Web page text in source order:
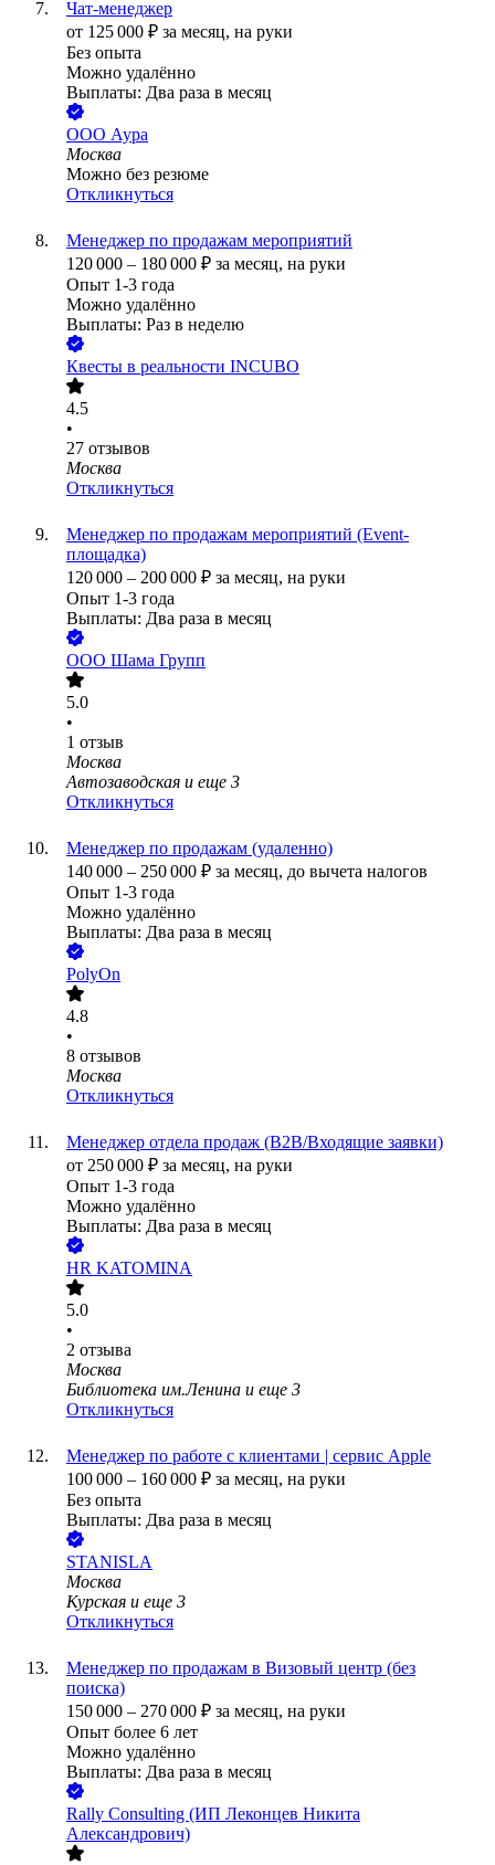
Чат-менеджер
от 125 000 ₽ за месяц, на руки
Без опыта
Можно удалённо
Выплаты: Два раза в месяц
ООО Аура
Москва
Можно без резюме
Откликнуться
Менеджер по продажам мероприятий
120 000 – 180 000 ₽ за месяц, на руки
Опыт 1-3 года
Можно удалённо
Выплаты: Раз в неделю
Квесты в реальности INCUBO
4.5
•
27 отзывов
Москва
Откликнуться
Менеджер по продажам мероприятий (Event-
площадка)
120 000 – 200 000 ₽ за месяц, на руки
Опыт 1-3 года
Выплаты: Два раза в месяц
ООО Шама Групп
5.0
•
1 отзыв
Москва
Автозаводская и еще 3
Откликнуться
Менеджер по продажам (удаленно)
140 000 – 250 000 ₽ за месяц, до вычета налогов
Опыт 1-3 года
Можно удалённо
Выплаты: Два раза в месяц
PolyOn
4.8
•
8 отзывов
Москва
Откликнуться
Менеджер отдела продаж (В2В/Входящие заявки)
от 250 000 ₽ за месяц, на руки
Опыт 1-3 года
Можно удалённо
Выплаты: Два раза в месяц
HR KATOMINA
5.0
•
2 отзыва
Москва
Библиотека им.Ленина и еще 3
Откликнуться
Менеджер по работе с клиентами | сервис Apple
100 000 – 160 000 ₽ за месяц, на руки
Без опыта
Выплаты: Два раза в месяц
STANISLA
Москва
Курская и еще 3
Откликнуться
Менеджер по продажам в Визовый центр (без
поиска)
150 000 – 270 000 ₽ за месяц, на руки
Опыт более 6 лет
Можно удалённо
Выплаты: Два раза в месяц
Rally Consulting (ИП Леконцев Никита
Александрович)